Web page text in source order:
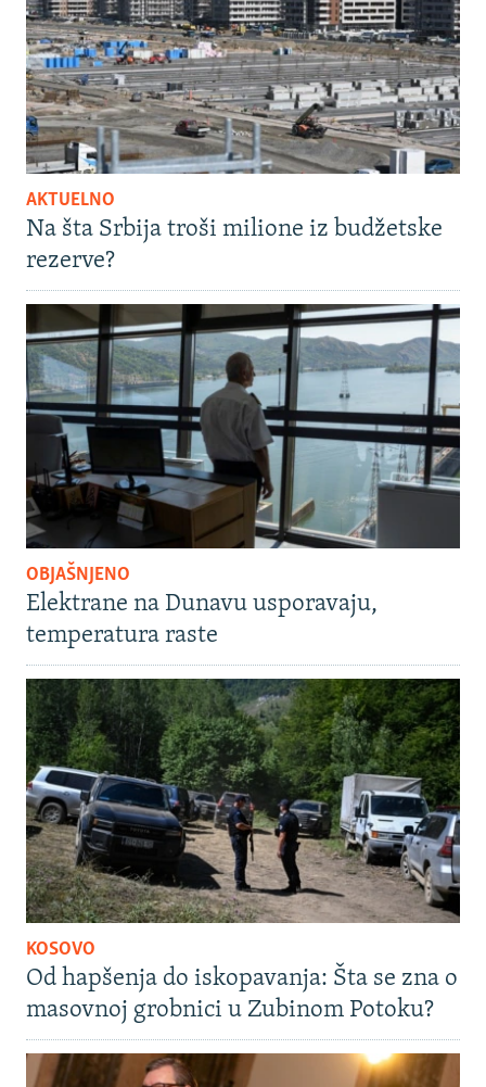
AKTUELNO
Na šta Srbija troši milione iz budžetske
rezerve?
OBJAŠNJENO
Elektrane na Dunavu usporavaju,
temperatura raste
KOSOVO
Od hapšenja do iskopavanja: Šta se zna o
masovnoj grobnici u Zubinom Potoku?